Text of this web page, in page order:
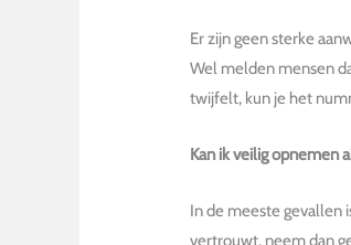
Er zijn geen sterke
Wel melden mensen
twijfelt, kun je het
Kan ik veilig
In de meeste gevallen
vertrouwt, neem dan